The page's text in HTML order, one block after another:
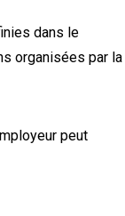
dans le
organisées par la
peut